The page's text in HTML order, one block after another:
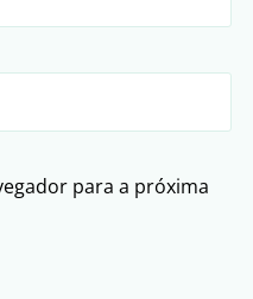
para a próxima